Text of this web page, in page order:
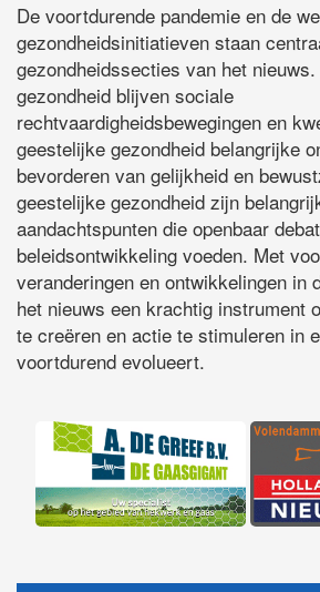
De voortdurende pandemie en de
gezondheidsinitiatieven staan
gezondheidssecties van het
gezondheid blijven sociale
rechtvaardigheidsbewegingen en
geestelijke gezondheid belangrijke
bevorderen van gelijkheid en
geestelijke gezondheid zijn
aandachtspunten die openbaar
beleidsontwikkeling voeden. Met
veranderingen en ontwikkelingen in
het nieuws een krachtig instrument
te creëren en actie te stimuleren in
voortdurend evolueert.